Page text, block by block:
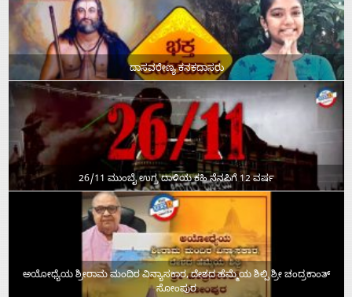
ದಾಸವರೇಣ್ಯ ಕನಕದಾಸರು
26/11 ಮುಂಬೈ ಉಗ್ರ ದಾಳಿಯ ಕಹಿ ನೆನಪಿಗೆ 12 ವರ್ಷ
ಅಯೋಧ್ಯೆಯ ಶ್ರೀರಾಮ ಮಂದಿರ ವಿನ್ಯಾಸಕಾರ, ದೇಶದ ಹೆಮ್ಮೆಯ ಶಿಲ್ಪಿ ಶ್ರೀ ಚಂದ್ರಕಾಂತ್‌
ಸೋಂಪುರ